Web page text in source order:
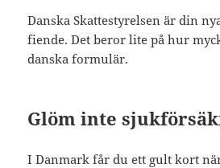
Danska Skattestyrelsen är din
fiende. Det beror lite på hur
danska formulär.
Glöm inte
I Danmark får du ett gult kort